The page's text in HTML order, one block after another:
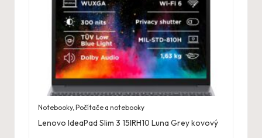
Notebooky,Počítače a notebooky
Lenovo IdeaPad Slim 3 15IRH10 Luna Grey kovový